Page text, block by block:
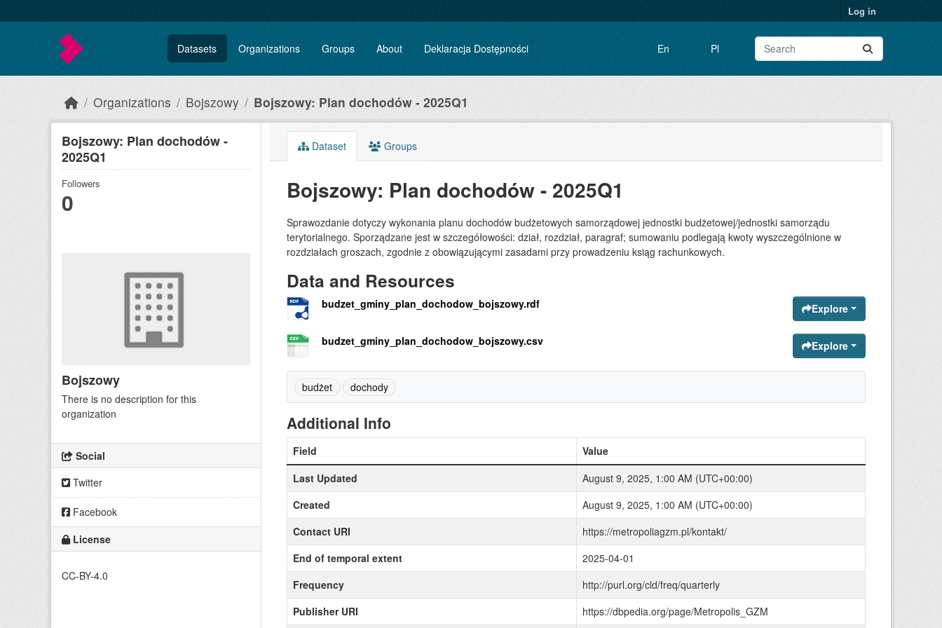
Log in
Datasets Organizations Groups About Deklaracja Dostępności En Pl
Organizations Bojszowy Bojszowy: Plan dochodów - 2025Q1
Bojszowy: Plan dochodów -
2025Q1
Followers
0
Bojszowy
There is no description for this
organization
Social
Twitter
Facebook
License
CC-BY-4.0
Dataset Groups
Bojszowy: Plan dochodów - 2025Q1
Sprawozdanie dotyczy wykonania planu dochodów budżetowych samorządowej jednostki budżetowej/jednostki samorządu
terytorialnego. Sporządzane jest w szczegółowości: dział, rozdział, paragraf; sumowaniu podlegają kwoty wyszczególnione w
rozdziałach groszach, zgodnie z obowiązującymi zasadami przy prowadzeniu ksiąg rachunkowych.
Data and Resources
budzet_gminy_plan_dochodow_bojszowy.rdf Explore
budzet_gminy_plan_dochodow_bojszowy.csv Explore
budżet dochody
Additional Info
Field
Value
Last Updated
August 9, 2025, 1:00 AM (UTC+00:00)
Created
August 9, 2025, 1:00 AM (UTC+00:00)
Contact URI
https://metropoliagzm.pl/kontakt/
End of temporal extent
2025-04-01
Frequency
http://purl.org/cld/freq/quarterly
Publisher URI
https://dbpedia.org/page/Metropolis_GZM